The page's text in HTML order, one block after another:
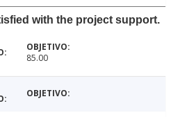
with the project support.
85.00